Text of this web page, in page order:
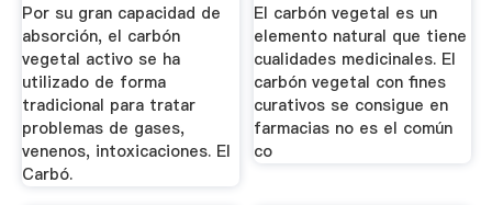
Por su gran capacidad de
absorción, el carbón
vegetal activo se ha
utilizado de forma
tradicional para tratar
problemas de gases,
venenos, intoxicaciones. El
Carbó.
El carbón vegetal es un
elemento natural que tiene
cualidades medicinales. El
carbón vegetal con fines
curativos se consigue en
farmacias no es el común
co